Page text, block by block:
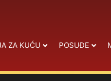
ZA KUĆU POSUĐE